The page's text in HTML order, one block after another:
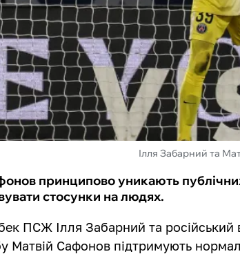
Ілля Забарний та
принципово уникають
стосунки на людях.
ПСЖ Ілля Забарний та російський
Матвій Сафонов підтримують